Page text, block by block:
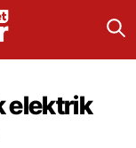
elektrik